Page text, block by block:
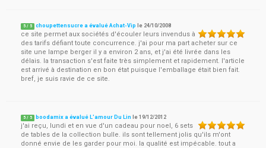
5 / 5 choupettensucre a évalué Achat-Vip le 24/10/2008
ce site permet aux sociétés d'écouler leurs invendus à
des tarifs défiant toute concurrence. j'ai pour ma part acheter sur ce
site une lampe berger il y a environ 2 ans, et j'ai été livrée dans les
délais. la transaction s'est faite très simplement et rapidement. l'article
est arrivé à destination en bon état puisque l'emballage était bien fait.
bref, je suis ravie de ce site.
5 / 5 boodamix a évalué L'amour Du Lin le19/12/2012
j'ai reçu, lundi et en vue d'un cadeau pour noel, 6 sets
de tables de la collection bulle. ils sont tellement jolis qu'ils m'ont
donné envie de les garder pour moi. la qualité est impécable. tout a